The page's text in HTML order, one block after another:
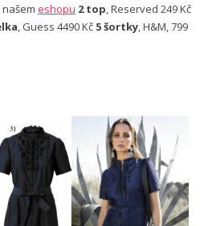
eshopu 2 top , Reserved 249 Kč
, Guess 4490 Kč 5 šortky , H&M, 799